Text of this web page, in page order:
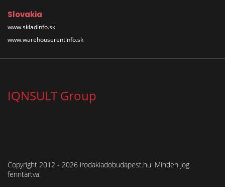
Slovakia
www.skladinfo.sk
www.warehouserentinfo.sk
IQNSULT Group
Copyright 2012 - 2026 irodakiadobudapest.hu. Minden jog
fenntartva.